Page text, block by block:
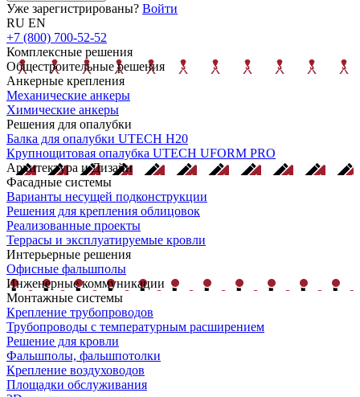
Уже зарегистрированы? Войти
RU EN
+7 (800) 700-52-52
Комплексные решения
Общестроительные решения
Анкерные крепления
Механические анкеры
Химические анкеры
Решения для опалубки
Балка для опалубки UTECH H20
Крупнощитовая опалубка UTECH UFORM PRO
Архитектура и Дизайн
Фасадные системы
Варианты несущей подконструкции
Решения для крепления облицовок
Реализованные проекты
Террасы и эксплуатируемые кровли
Интерьерные решения
Офисные фальшполы
Инженерные коммуникации
Монтажные системы
Крепление трубопроводов
Трубопроводы с температурным расширением
Решение для кровли
Фальшполы, фальшпотолки
Крепление воздуховодов
Площадки обслуживания